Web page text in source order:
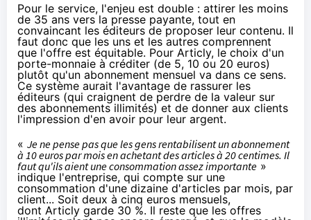
Pour le service, l'enjeu est double : attirer les moins
de 35 ans vers la presse payante, tout en
convaincant les éditeurs de proposer leur contenu. Il
faut donc que les uns et les autres comprennent
que l'offre est équitable. Pour Articly, le choix d'un
porte-monnaie à créditer (de 5, 10 ou 20 euros)
plutôt qu'un abonnement mensuel va dans ce sens.
Ce système aurait l'avantage de rassurer les
éditeurs (qui craignent de perdre de la valeur sur
des abonnements illimités) et de donner aux clients
l'impression d'en avoir pour leur argent.
« Je ne pense pas que les gens rentabilisent un abonnement
à 10 euros par mois en achetant des articles à 20 centimes. Il
faut qu'ils aient une consommation assez importante »
indique l'entreprise, qui compte sur une
consommation d'une dizaine d'articles par mois, par
client... Soit deux à cinq euros mensuels,
dont Articly garde 30 %. Il reste que les offres